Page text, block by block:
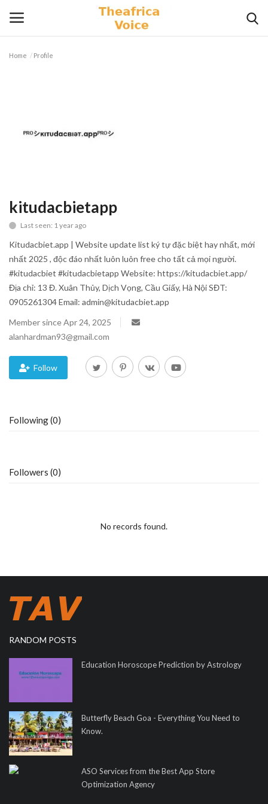
Contact
Lifestyle
Gallery
Blog
Trending
Sitemap
Home Profile
kitudacbietapp
Last seen: 1 year ago
Kitudacbiet.app | Website update list ký tự đặc biệt hay nhất, mới
nhất 2025 , độc đáo nhất luôn luôn free cho tất cả mọi người.
#kitudacbiet #kitudacbietapp Website: https://kitudacbiet.app/
Địa chỉ: 13 Đ. Xuân Thủy, Dịch Vọng, Cầu Giấy, Hà Nội SĐT:
0905261304 Email: admin@kitudacbiet.app
Member since Apr 24, 2025
alanhardman93@gmail.com
Follow
Following (0)
Followers (0)
No records found.
RANDOM POSTS
Education Horoscope Prediction by Astrology
Butterfly Beach Goa - Everything You Need to
Know.
ASO Services from the Best App Store
Optimization Agency